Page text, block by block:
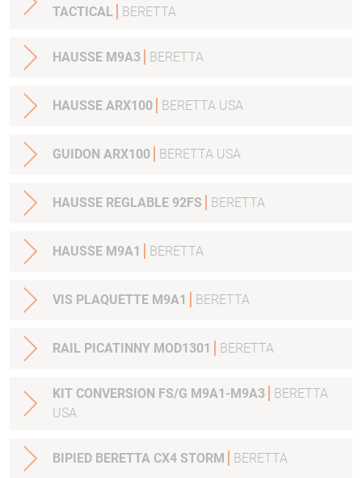
TACTICAL
BERETTA
HAUSSE M9A3 BERETTA
HAUSSE ARX100 BERETTA USA
GUIDON ARX100 BERETTA USA
HAUSSE REGLABLE 92FS BERETTA
HAUSSE M9A1 BERETTA
VIS PLAQUETTE M9A1 BERETTA
RAIL PICATINNY MOD1301 BERETTA
KIT CONVERSION FS/G M9A1-M9A3
BERETTA
USA
BIPIED BERETTA CX4 STORM BERETTA